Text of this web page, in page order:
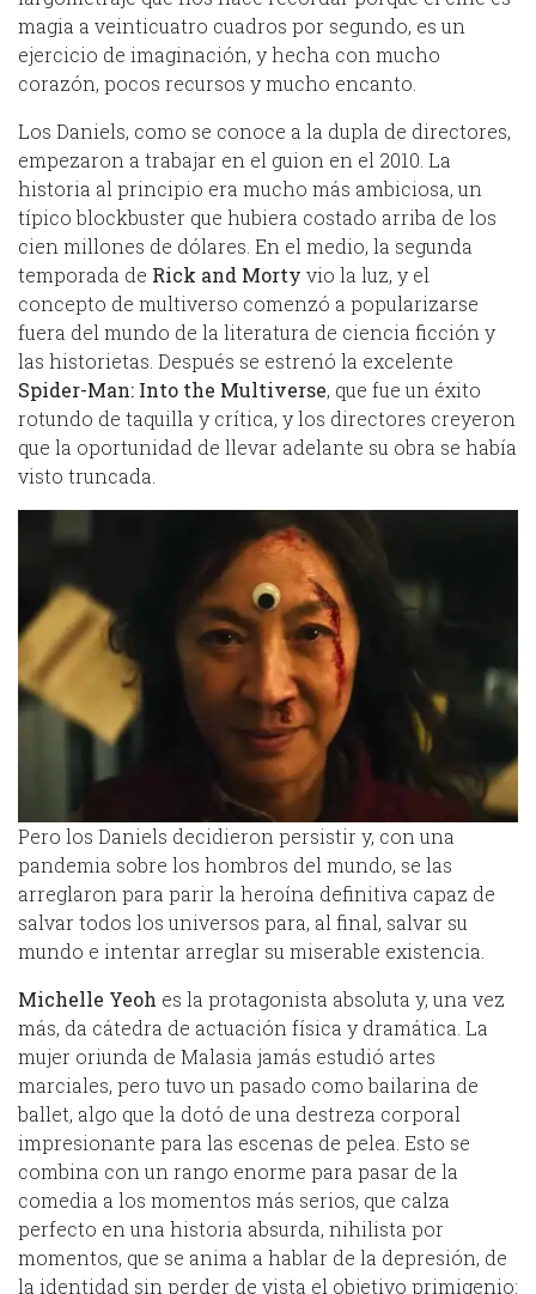
magia a veinticuatro cuadros por segundo, es un
ejercicio de imaginación, y hecha con mucho
corazón, pocos recursos y mucho encanto.
Los Daniels, como se conoce a la dupla de directores,
empezaron a trabajar en el guion en el 2010. La
historia al principio era mucho más ambiciosa, un
típico blockbuster que hubiera costado arriba de los
cien millones de dólares. En el medio, la segunda
temporada de Rick and Morty vio la luz, y el
concepto de multiverso comenzó a popularizarse
fuera del mundo de la literatura de ciencia ficción y
las historietas. Después se estrenó la excelente
Spider-Man: Into the Multiverse, que fue un éxito
rotundo de taquilla y crítica, y los directores creyeron
que la oportunidad de llevar adelante su obra se había
visto truncada.
Pero los Daniels decidieron persistir y, con una
pandemia sobre los hombros del mundo, se las
arreglaron para parir la heroína definitiva capaz de
salvar todos los universos para, al final, salvar su
mundo e intentar arreglar su miserable existencia.
Michelle Yeoh es la protagonista absoluta y, una vez
más, da cátedra de actuación física y dramática. La
mujer oriunda de Malasia jamás estudió artes
marciales, pero tuvo un pasado como bailarina de
ballet, algo que la dotó de una destreza corporal
impresionante para las escenas de pelea. Esto se
combina con un rango enorme para pasar de la
comedia a los momentos más serios, que calza
perfecto en una historia absurda, nihilista por
momentos, que se anima a hablar de la depresión, de
la identidad sin perder de vista el objetivo primigenio: